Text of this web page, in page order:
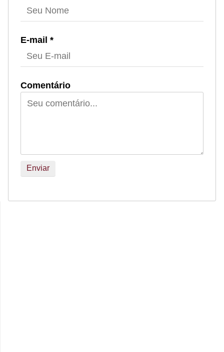
E-mail *
Comentário